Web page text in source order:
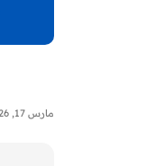
مارس 17, 2026